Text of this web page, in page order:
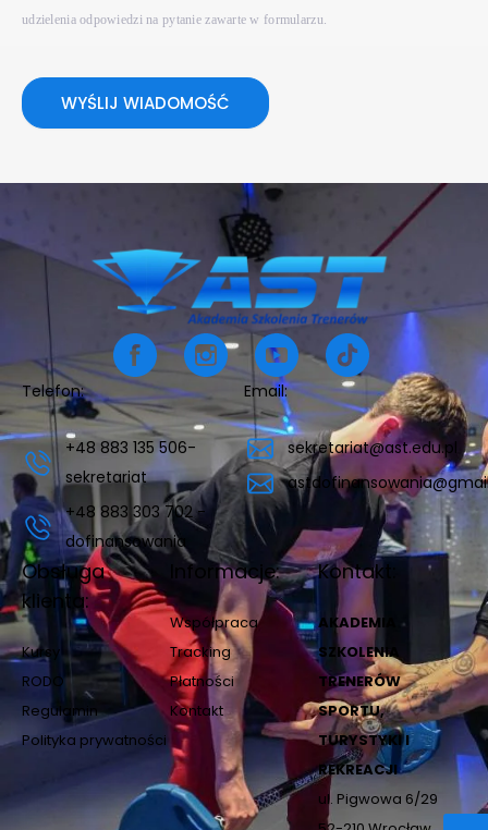
udzielenia odpowiedzi na pytanie zawarte w formularzu.
WYŚLIJ WIADOMOŚĆ
Telefon:
+48 883 135 506-
sekretariat
+48 883 303 702 -
dofinansowania
Email:
sekretariat@ast.edu.pl
Obsługa
klienta:
Kursy
RODO
Regulamin
Polityka prywatności
Informacje:
Współpraca
Tracking
Płatności
Kontakt
Kontakt:
AKADEMIA
SZKOLENIA
TRENERÓW
SPORTU,
TURYSTYKI I
REKREACJI
ul. Pigwowa 6/29